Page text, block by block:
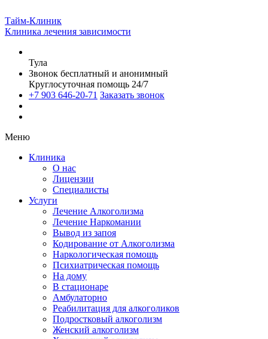
Тайм-Клиник
Клиника лечения зависимости
Тула
Звонок бесплатный и анонимный
Круглосуточная помощь 24/7
+7 903 646-20-71 Заказать звонок
Меню
Клиника
О нас
Лицензии
Специалисты
Услуги
Лечение Алкоголизма
Лечение Наркомании
Вывод из запоя
Кодирование от Алкоголизма
Наркологическая помощь
Психиатрическая помощь
На дому
В стационаре
Амбулаторно
Реабилитация для алкоголиков
Подростковый алкоголизм
Женский алкоголизм